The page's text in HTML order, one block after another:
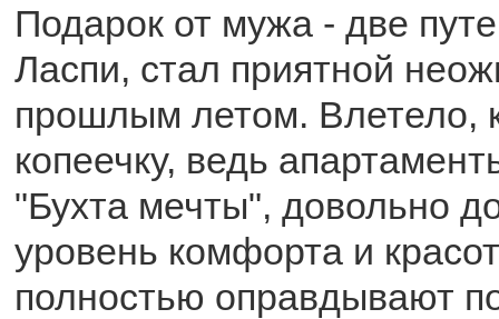
Подарок от мужа - две
Ласпи, стал приятной
прошлым летом. Влетело,
копеечку, ведь
"Бухта мечты", довольно
уровень комфорта и
полностью оправдывают